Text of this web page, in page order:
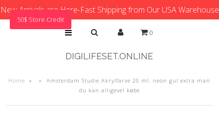
New Arrivals are Here-Fast Shipping from Our USA Warehouse
0
DIGILIFESET.ONLINE
Home » »
Amsterdam Studie Akrylfarve 20 ml. neon gul extra man
du kan alligevel købe
50$ Store Credit